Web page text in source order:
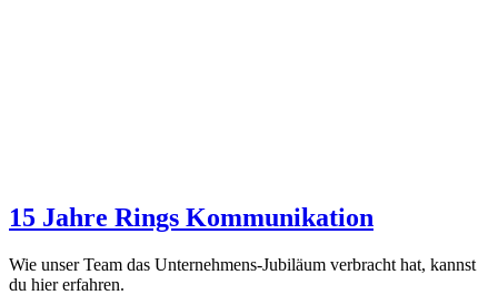
15 Jahre Rings Kommunikation
Wie unser Team das Unternehmens-Jubiläum verbracht hat, kannst
du hier erfahren.